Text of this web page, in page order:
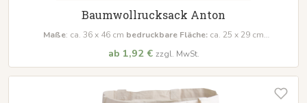
Baumwollrucksack Anton
Maße: ca. 36 x 46 cm bedruckbare Fläche: ca. 25 x 29 cm
ab 1,92 € zzgl. MwSt.